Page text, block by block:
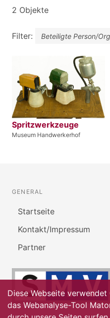
2 Objekte
Filter: Beteiligte Person/
Spritzwerkzeuge
Museum Handwerkerhof
GENERAL
Startseite
Kontakt/Impressum
Partner
Diese Webseite
das Webanalyse-Tool